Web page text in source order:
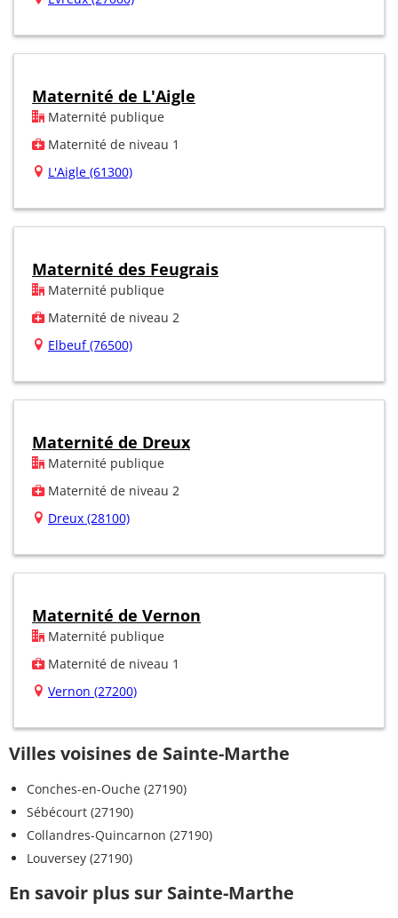
Maternité de L'Aigle
Maternité publique
Maternité de niveau 1
L'Aigle (61300)
Maternité des Feugrais
Maternité publique
Maternité de niveau 2
Elbeuf (76500)
Maternité de Dreux
Maternité publique
Maternité de niveau 2
Dreux (28100)
Maternité de Vernon
Maternité publique
Maternité de niveau 1
Vernon (27200)
Villes voisines de Sainte-Marthe
Conches-en-Ouche (27190)
Sébécourt (27190)
Collandres-Quincarnon (27190)
Louversey (27190)
En savoir plus sur Sainte-Marthe